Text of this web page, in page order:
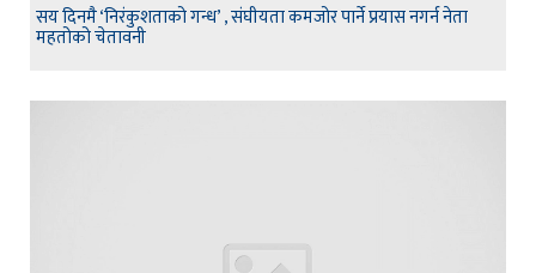
सय दिनमै ‘निरंकुशताको गन्ध’ , संघीयता कमजोर पार्ने प्रयास नगर्न नेता
महतोको चेतावनी